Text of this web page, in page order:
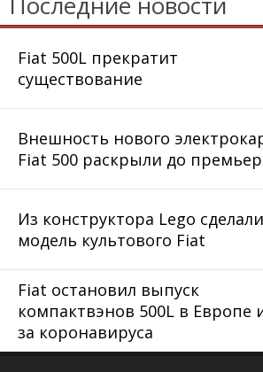
Fiat 500L прекратит
существование
Внешность нового
Fiat 500 раскрыли до
Из конструктора Lego сделали
модель культового Fiat
Fiat остановил выпуск
компактвэнов 500L в Европе
за коронавируса